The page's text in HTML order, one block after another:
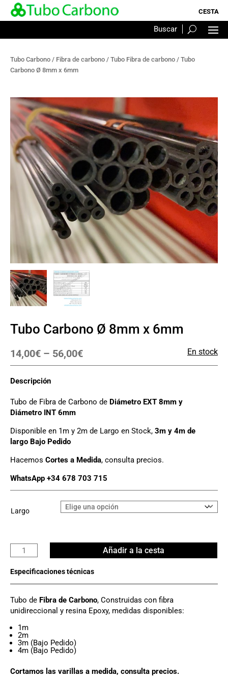
Tubo Carbono / Fibra de carbono / Tubo Fibra de carbono / Tubo
Carbono Ø 8mm x 6mm
Tubo Carbono Ø 8mm x 6mm
14,00€ – 56,00€ En stock
Descripción
Tubo de Fibra de Carbono de Diámetro EXT 8mm y
Diámetro INT 6mm
Disponible en 1m y 2m de Largo en Stock, 3m y 4m de
largo Bajo Pedido
Hacemos Cortes a Medida, consulta precios.
WhatsApp +34 678 703 715
Largo
Tubo
Carbono
Ø
6mm
cantidad
Añadir a la cesta
Tubo de Fibra de Carbono, Construidas con fibra
unidireccional y resina Epoxy, medidas disponibles:
1m
2m
3m (Bajo Pedido)
4m (Bajo Pedido)
Cortamos las varillas a medida, consulta precios.